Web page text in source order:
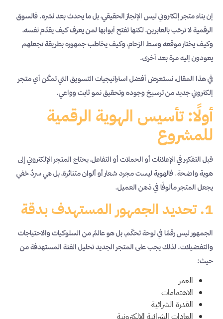
إن بناء متجر إلكتروني ليس الإنجاز الحقيقي، بل ما يحدث بعد نشره. فالسوق
الرقمية لا ترحّب بالعابرين، لكنها تفتح أبوابها لمن يعرف كيف يقدّم نفسه،
وكيف يختار موقعه وسط الزحام، وكيف يخاطب جمهوره بطريقة تجعلهم
يعودون إليه مرة بعد أخرى.
في هذا المقال، نستعرض أفضل استراتيجيات التسويق التي تمكّن أي متجر
إلكتروني جديد من ترسيخ وجوده وتحقيق نمو ثابت وواعي.
أولًا: تأسيس الهوية الرقمية
للمشروع
قبل التفكير في الإعلانات أو الحملات أو التفاعل، يحتاج المتجر الإلكتروني إلى
هوية واضحة. فالهوية ليست مجرد شعار أو ألوان متناثرة، بل هي سردٌ خفي
يجعل المتجر مألوفًا في ذهن العميل.
1. تحديد الجمهور المستهدف بدقة
الجمهور ليس رقمًا في لوحة تحكّم، بل هو عالمٌ من السلوكيات والاحتياجات
والتفضيلات. لذلك يجب على المتجر الجديد تحليل الفئة المستهدفة من
حيث:
العمر
الاهتمامات
القدرة الشرائية